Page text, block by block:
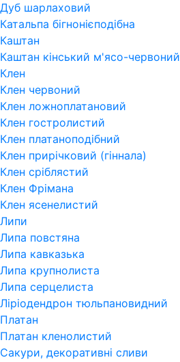
Дуб шарлаховий
Катальпа бігнонієподібна
Каштан
Каштан кінський м'ясо-червоний
Клен
Клен червоний
Клен ложноплатановий
Клен гостролистий
Клен платаноподібний
Клен прирічковий (гіннала)
Клен сріблястий
Клен Фрімана
Клен ясенелистий
Липи
Липа повстяна
Липа кавказька
Липа крупнолиста
Липа серцелиста
Ліріодендрон тюльпановидний
Платан
Платан кленолистий
Сакури, декоративні сливи